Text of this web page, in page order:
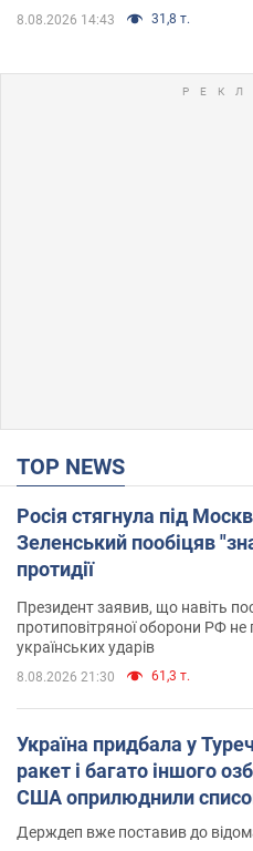
8.08.2026 14:43 31,8 т.
TOP NEWS
Росія стягнула під
Зеленський пообіцяв
протидії
Президент заявив, що навіть
протиповітряної оборони РФ не
українських ударів
8.08.2026 21:30 61,3 т.
Україна придбала у
ракет і багато іншого
США оприлюднили
Держдеп вже поставив до